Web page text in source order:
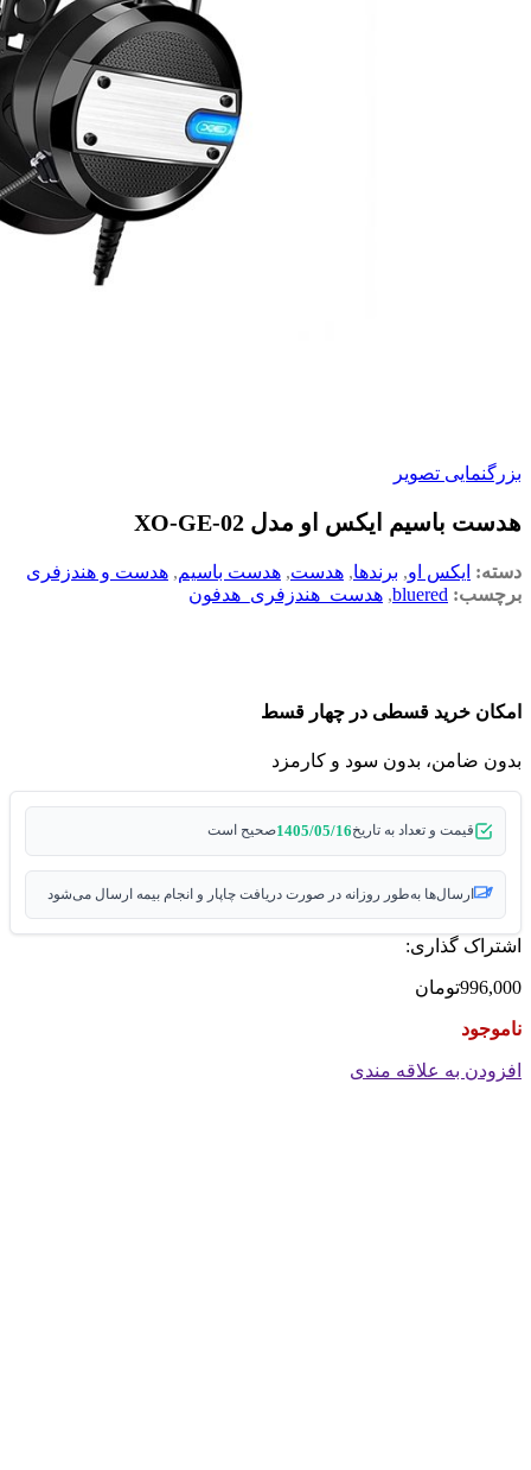
بزرگنمایی تصویر
هدست باسیم ایکس او مدل XO-GE-02
دسته: ایکس او, برندها, هدست, هدست باسیم, هدست و هندزفری
برچسب: bluered
, هدست_هندزفری_هدفون
امکان خرید قسطی در چهار قسط
بدون ضامن، بدون سود و کارمزد
قیمت و تعداد به تاریخ1405/05/16صحیح است
ارسال‌ها به‌طور روزانه در صورت دریافت چاپار و انجام بیمه ارسال می‌شود
اشتراک گذاری:
996,000تومان
ناموجود
افزودن به علاقه مندی